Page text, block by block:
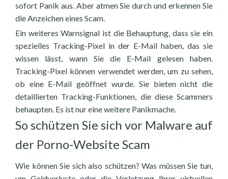
sofort Panik aus. Aber atmen Sie durch und erkennen Sie
die Anzeichen eines Scam.
Ein weiteres Warnsignal ist die Behauptung, dass sie ein
spezielles Tracking-Pixel in der E-Mail haben, das sie
wissen lässt, wann Sie die E-Mail gelesen haben.
Tracking-Pixel können verwendet werden, um zu sehen,
ob eine E-Mail geöffnet wurde. Sie bieten nicht die
detaillierten Tracking-Funktionen, die diese Scammers
behaupten. Es ist nur eine weitere Panikmache.
So schützen Sie sich vor Malware auf
der Porno-Website Scam
Wie können Sie sich also schützen? Was müssen Sie tun,